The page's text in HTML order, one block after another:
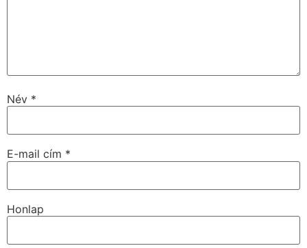
Név *
E-mail cím *
Honlap